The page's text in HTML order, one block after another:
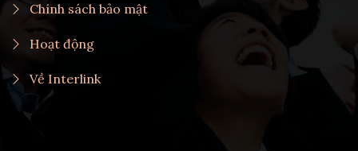
Chính sách bảo mật
Hoạt động
Về Interlink